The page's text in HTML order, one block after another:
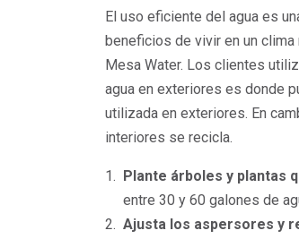
El uso eficiente del agua es
beneficios de vivir en un
Mesa Water. Los clientes
agua en exteriores es donde
utilizada en exteriores. En
interiores se recicla.
Plante árboles y plantas
entre 30 y 60 galones de
Ajusta los aspersores y